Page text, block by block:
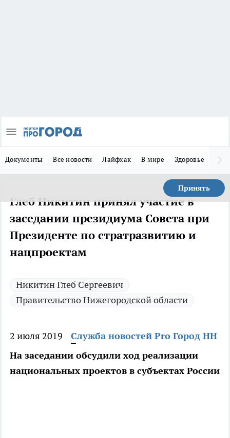
Документы Все новости Лайфхак В мире Здоровье
Принять
Глеб Никитин принял участие в
заседании президиума Совета при
Президенте по стратразвитию и
нацпроектам
Никитин Глеб Сергеевич
Правительство Нижегородской области
2 июля 2019
Служба новостей Pro Город НН
На заседании обсудили ход реализации
национальных проектов в субъектах России